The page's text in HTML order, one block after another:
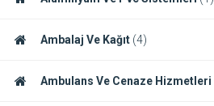
Ambalaj Ve Kağıt (4)
Ambulans Ve Cenaze Hizmetleri